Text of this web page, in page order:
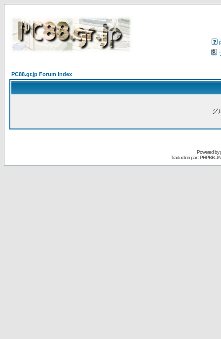
PC88.gr.jp Forum Index
グ
Powered by
Traduction par : PHPBB